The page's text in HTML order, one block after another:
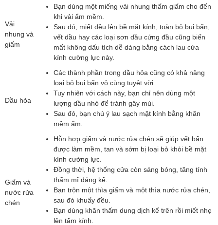
Vải
nhung và
giấm
Bạn dùng một miếng vải nhung thấm giấm cho đến
khi vải ẩm mềm.
Sau đó, miết đều lên bề mặt kính, toàn bộ bụi bẩn,
vết dầu hay các loại sơn dầu cứng đầu cũng biến
mất không dấu tích dễ dàng bằng cách lau cửa
kính cường lực này.
Dầu hỏa
Các thành phần trong dầu hỏa cũng có khả năng
loại bỏ bụi bẩn vô cùng tuyệt vời.
Tuy nhiên với cách này, bạn chỉ nên dùng một
lượng dầu nhỏ để tránh gây mùi.
Sau đó, bạn chú ý lau sạch mặt kính bằng khăn
mềm ẩm.
Giấm và
nước rửa
chén
Hỗn hợp giấm và nước rửa chén sẽ giúp vết bẩn
được làm mềm, tan và sớm bị loại bỏ khỏi bề mặt
kính cường lực.
Đồng thời, hệ thống cửa còn sáng bóng, tăng tính
thẩm mĩ đáng kể.
Bạn trộn một thìa giấm và một thìa nước rửa chén,
sau đó khuấy đều.
Bạn dùng khăn thấm dung dịch kể trên rồi miết nhẹ
lên tấm kính.